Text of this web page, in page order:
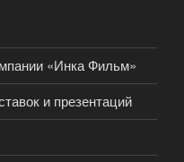
«Инка Фильм»
и презентаций